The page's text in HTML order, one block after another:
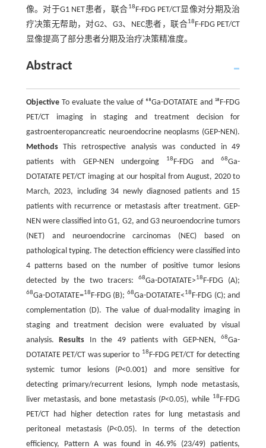
像。对于G1 NET患者，联合18F-FDG PET/CT显像对分期及治
疗决策无帮助，对G2、G3、NEC患者，联合18F-FDG PET/CT
显像提高了部分患者分期及治疗决策精准度。
Abstract
ObjectiveTo evaluate the value of ⁶⁸Ga-DOTATATE and ¹⁸F-FDG
PET/CT imaging in staging and treatment decision for
gastroenteropancreatic neuroendocrine neoplasms (GEP-NEN).
MethodsThis retrospective analysis was conducted in 49
patients with GEP-NEN undergoing
18F-FDG and68Ga-
DOTATATE PET/CT imaging at our hospital from August, 2020 to
March, 2023, including 34 newly diagnosed patients and 15
patients with recurrence or metastasis after treatment. GEP-
NEN were classified into G1, G2, and G3 neuroendocrine tumors
(NET) and neuroendocrine carcinomas (NEC) based on
pathological typing. The detection efficiency were classified into
4 patterns based on the number of positive tumor lesions
detected by the two tracers:68Ga-DOTATATE>18F-FDG (A);
68Ga-DOTATATE=18F-FDG (B); 68Ga-DOTATATE<18F-FDG (C); and
complementation (D). The value of dual-modality imaging in
staging and treatment decision were evaluated by visual
analysis.Results In the 49 patients with GEP-NEN,68Ga-
DOTATATE PET/CT was superior to 18F-FDG PET/CT for detecting
systemic tumor lesions (P<0.001) and more sensitive for
detecting primary/recurrent lesions, lymph node metastasis,
liver metastasis, and bone metastasis (P<0.05), while 18F-FDG
PET/CT had higher detection rates for lung metastasis and
peritoneal metastasis (P<0.05). In terms of the detection
efficiency, Pattern A was found in 46.9% (23/49) patients,